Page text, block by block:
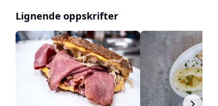
Lignende oppskrifter